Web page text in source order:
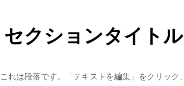
セクションタイトル
これは段落です。「テキストを編集」をクリック、